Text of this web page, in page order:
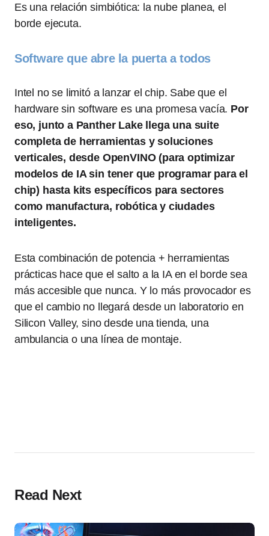
Es una relación simbiótica: la nube planea, el
borde ejecuta.
Software que abre la puerta a todos
Intel no se limitó a lanzar el chip. Sabe que el
hardware sin software es una promesa vacía. Por
eso, junto a Panther Lake llega una suite
completa de herramientas y soluciones
verticales, desde OpenVINO (para optimizar
modelos de IA sin tener que programar para el
chip) hasta kits específicos para sectores
como manufactura, robótica y ciudades
inteligentes.
Esta combinación de potencia + herramientas
prácticas hace que el salto a la IA en el borde sea
más accesible que nunca. Y lo más provocador es
que el cambio no llegará desde un laboratorio en
Silicon Valley, sino desde una tienda, una
ambulancia o una línea de montaje.
Read Next